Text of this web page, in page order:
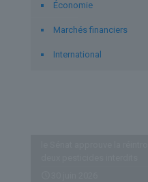
Économie
Marchés financiers
International